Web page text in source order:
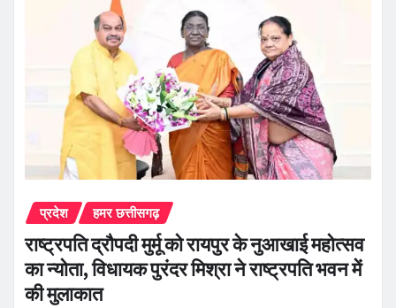
प्रदेश हमर छत्तीसगढ़
राष्ट्रपति द्रौपदी मुर्मू को रायपुर के नुआखाई महोत्सव
का न्योता, विधायक पुरंदर मिश्रा ने राष्ट्रपति भवन में
की मुलाकात